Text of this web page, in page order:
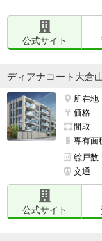
あった時は心配
立地と外観が素
部屋からの景色
て、至福の時を
公式サイト
ディアナコート大倉
所在地
価格
間取
専有面
総戸数
交通
公式サイト